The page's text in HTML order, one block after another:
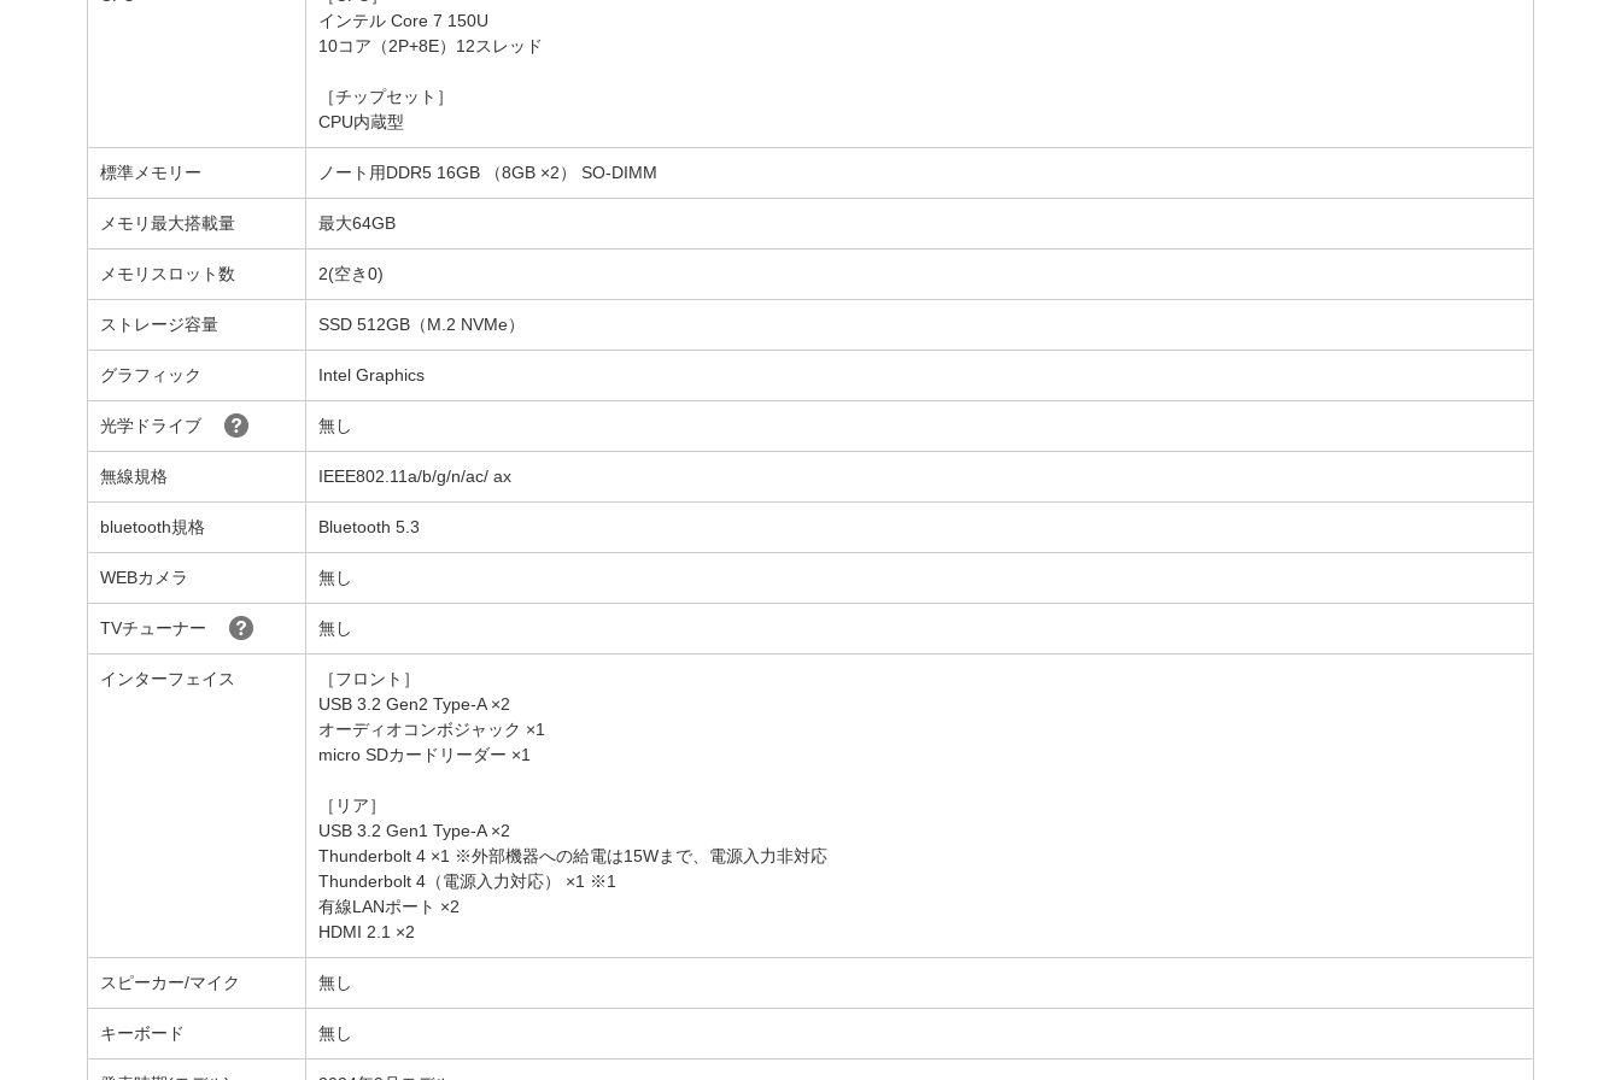
インテル Core 7 150U
10コア（2P+8E）12スレッド
［チップセット］
CPU内蔵型
標準メモリー ノート用DDR5 16GB （8GB ×2） SO-DIMM
メモリ最大搭載量 最大64GB
メモリスロット数 2(空き0)
ストレージ容量 SSD 512GB（M.2 NVMe）
グラフィック Intel Graphics
光学ドライブ 無し
無線規格 IEEE802.11a/b/g/n/ac/ ax
bluetooth規格 Bluetooth 5.3
WEBカメラ 無し
TVチューナー 無し
インターフェイス
［フロント］
USB 3.2 Gen2 Type-A ×2
オーディオコンボジャック ×1
micro SDカードリーダー ×1
［リア］
USB 3.2 Gen1 Type-A ×2
Thunderbolt 4 ×1 ※外部機器への給電は15Wまで、電源入力非対応
Thunderbolt 4（電源入力対応） ×1 ※1
有線LANポート ×2
HDMI 2.1 ×2
スピーカー/マイク 無し
キーボード 無し